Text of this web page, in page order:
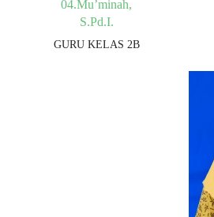
04.Mu’minah,
S.Pd.I.
GURU KELAS 2B